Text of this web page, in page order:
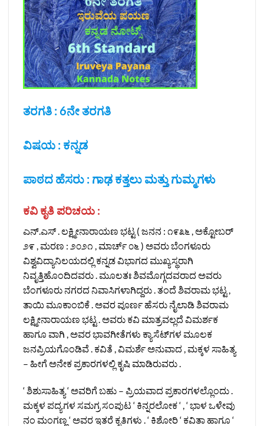
ತರಗತಿ : 6ನೇ ತರಗತಿ
ವಿಷಯ : ಕನ್ನಡ
ಪಾಠದ ಹೆಸರು : ಗಾಢ ಕತ್ತಲು ಮತ್ತು ಗುಮ್ಮಗಳು
ಕವಿ ಕೃತಿ ಪರಿಚಯ :
ಎನ್.ಎಸ್ . ಲಕ್ಷ್ಮೀನಾರಾಯಣ ಭಟ್ಟ ( ಜನನ : ೧೯೩೬ , ಅಕ್ಟೋಬರ್
೨೯ , ಮರಣ : ೨೦೨೧ , ಮಾರ್ಚ್ ೦೬ ) ಅವರು ಬೆಂಗಳೂರು
ವಿಶ್ವವಿದ್ಯಾನಿಲಯದಲ್ಲಿ ಕನ್ನಡ ವಿಭಾಗದ ಮುಖ್ಯಸ್ಥರಾಗಿ
ನಿವೃತ್ತಿಹೊಂದಿದವರು . ಮೂಲತಃ ಶಿವಮೊಗ್ಗದವರಾದ ಅವರು
ಬೆಂಗಳೂರು ನಗರದ ನಿವಾಸಿಗಳಾಗಿದ್ದರು . ತಂದೆ ಶಿವರಾಮ ಭಟ್ಟ ,
ತಾಯಿ ಮೂಕಾಂಬಿಕೆ . ಅವರ ಪೂರ್ಣ ಹೆಸರು ನೈಲಾಡಿ ಶಿವರಾಮ
ಲಕ್ಷ್ಮೀನಾರಾಯಣ ಭಟ್ಟ . ಅವರು ಕವಿ ಮಾತ್ರವಲ್ಲದೆ ವಿಮರ್ಶಕ
ಹಾಗೂ ವಾಗಿ , ಅವರ ಭಾವಗೀತೆಗಳು ಕ್ಯಾಸೆಟ್‌ಗಳ ಮೂಲಕ
ಜನಪ್ರಿಯಗೊಂಡಿವೆ . ಕವಿತೆ , ವಿಮರ್ಶೆ ಅನುವಾದ , ಮಕ್ಕಳ ಸಾಹಿತ್ಯ
– ಹೀಗೆ ಅನೇಕ ಪ್ರಕಾರಗಳಲ್ಲಿ ಕೃಷಿ ಮಾಡಿರುವರು .
‘ ಶಿಶುಸಾಹಿತ್ಯ ‘ ಅವರಿಗೆ ಬಹು – ಪ್ರಿಯವಾದ ಪ್ರಕಾರಗಳಲ್ಲೊಂದು .
ಮಕ್ಕಳ ಪದ್ಯಗಳ ಸಮಗ್ರ ಸಂಪುಟ ‘ ಕಿನ್ನರಲೋಕ ‘ , ‘ ಭಾಳ ಒಳೇವು
ನಂ ಮಂಗಣ್ಣ ‘ ಅವರ ಇತರೆ ಕೃತಿಗಳು . ‘ ಕಿಶೋರಿ ‘ ಕವಿತಾ ಹಾಗೂ ‘